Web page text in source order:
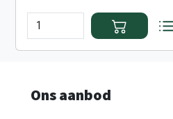
Ons aanbod